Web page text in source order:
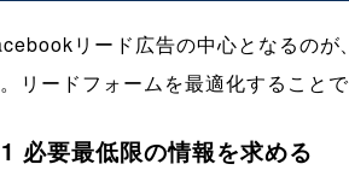
リード広告の中心となるのが
リードフォームを最適化すること
必要最低限の情報を求める